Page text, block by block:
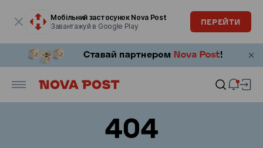
Мобільний застосунок Nova Post
Завантажуй в Google Play
ПЕРЕЙТИ
404